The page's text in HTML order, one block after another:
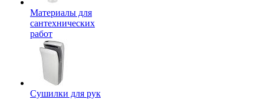
Материалы для
сантехнических
работ
Сушилки для рук